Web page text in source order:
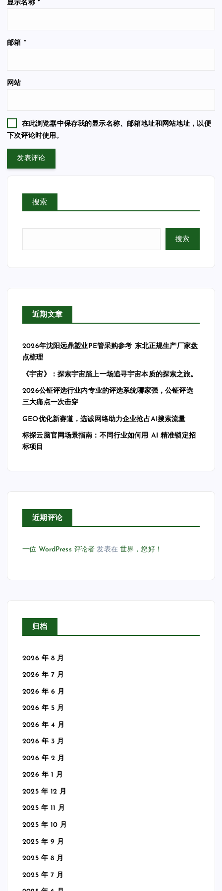
显示名称 *
邮箱 *
网站
在此浏览器中保存我的显示名称、邮箱地址和网站地址，以便
下次评论时使用。
搜索
搜索
近期文章
2026年沈阳远鼎塑业PE管采购参考 东北正规生产厂家盘
点梳理
《宇宙》：探索宇宙踏上一场追寻宇宙本质的探索之旅。
2026公钲评选行业内专业的评选系统哪家强，公钲评选
三大痛点一次击穿
GEO优化新赛道，选诚网络助力企业抢占AI搜索流量
标探云脑官网场景指南：不同行业如何用 AI 精准锁定招
标项目
近期评论
一位 WordPress 评论者 发表在世界，您好！
归档
2026 年 8 月
2026 年 7 月
2026 年 6 月
2026 年 5 月
2026 年 4 月
2026 年 3 月
2026 年 2 月
2026 年 1 月
2025 年 12 月
2025 年 11 月
2025 年 10 月
2025 年 9 月
2025 年 8 月
2025 年 7 月